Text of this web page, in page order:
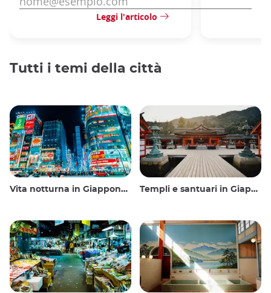
Leggi l'articolo
Tutti i temi della città
Vita notturna in Giappone: uscire, vedere e bere Templi e santuari in Giappone